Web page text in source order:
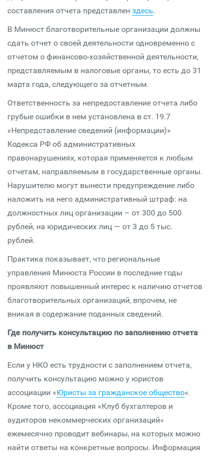
составления отчета представлен здесь.
В Минюст благотворительные организации должны
сдать отчет о своей деятельности одновременно с
отчетом о финансово-хозяйственной деятельности,
представляемым в налоговые органы, то есть до 31
марта года, следующего за отчетным.
Ответственность за непредоставление отчета либо
грубые ошибки в нем установлена в ст. 19.7
«Непредставление сведений (информации)»
Кодекса РФ об административных
правонарушениях, которая применяется к любым
отчетам, направляемым в государственные органы.
Нарушителю могут вынести предупреждение либо
наложить на него административный штраф: на
должностных лиц организации – от 300 до 500
рублей, на юридических лиц — от 3 до 5 тыс.
рублей.
Практика показывает, что региональные
управления Минюста России в последние годы
проявляют повышенный интерес к наличию отчетов
благотворительных организаций, впрочем, не
вникая в содержание поданных сведений.
Где получить консультацию по заполнению отчета
в Минюст
Если у НКО есть трудности с заполнением отчета,
получить консультацию можно у юристов
ассоциации «Юристы за гражданское общество«.
Кроме того, ассоциация «Клуб бухгалтеров и
аудиторов некоммерческих организаций»
ежемесячно проводит вебинары, на которых можно
найти ответы на конкретные вопросы. Информация